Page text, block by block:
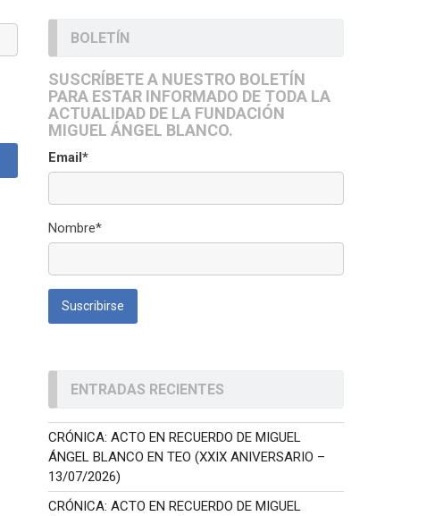
BOLETÍN
SUSCRÍBETE A NUESTRO BOLETÍN
PARA ESTAR INFORMADO DE TODA LA
ACTUALIDAD DE LA FUNDACIÓN
MIGUEL ÁNGEL BLANCO.
Email*
Nombre*
ENTRADAS RECIENTES
CRÓNICA: ACTO EN RECUERDO DE MIGUEL
ÁNGEL BLANCO EN TEO (XXIX ANIVERSARIO –
13/07/2026)
CRÓNICA: ACTO EN RECUERDO DE MIGUEL